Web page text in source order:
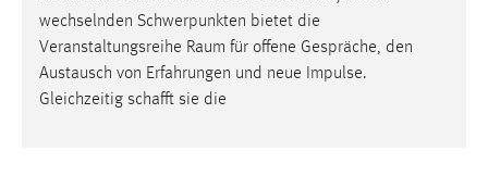
wechselnden Schwerpunkten bietet die
Veranstaltungsreihe Raum für offene Gespräche, den
Austausch von Erfahrungen und neue Impulse.
Gleichzeitig schafft sie die
unsere Besucher unsere Website nutzen.
Matomo
Name: